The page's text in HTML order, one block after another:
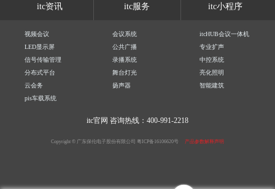
itc资讯 itc服务 itc小程序
视频会议 会议系统
itcHUB会议一体机
LED显示屏
公共广播
专业扩声
信号传输管理
录播系统
中控系统
分布式平台
舞台灯光
亮化照明
云会务
扬声器
智能建筑
pis车载系统
itc官网 咨询热线：400-991-2218
Copyright © 广东保伦电子股份有限公司 粤ICP备16106620号 产品参数解释声明